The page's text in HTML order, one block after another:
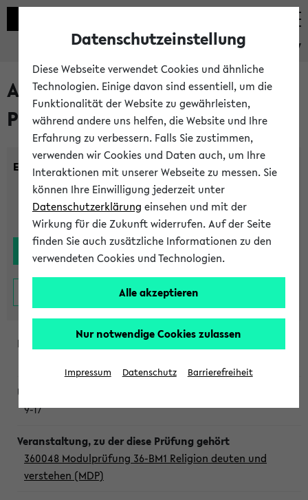
eKVV
Alle noch stattfindenden
Prüfungen
Einrichtung:
9-17
360048 Modulprüfung 36-BM1 Religion deuten und
verstehen (MDP)
Datenschutzeinstellung
Diese Webseite verwendet Cookies und ähnliche
Technologien. Einige davon sind essentiell, um die
Funktionalität der Website zu gewährleisten,
während andere uns helfen, die Website und Ihre
Erfahrung zu verbessern. Falls Sie zustimmen,
verwenden wir Cookies und Daten auch, um Ihre
Interaktionen mit unserer Webseite zu messen. Sie
können Ihre Einwilligung jederzeit unter
Datenschutzerklärung einsehen und mit der
Wirkung für die Zukunft widerrufen. Auf der Seite
finden Sie auch zusätzliche Informationen zu den
verwendeten Cookies und Technologien.
Alle akzeptieren
Nur notwendige Cookies zulassen
Impressum Datenschutz Barrierefreiheit